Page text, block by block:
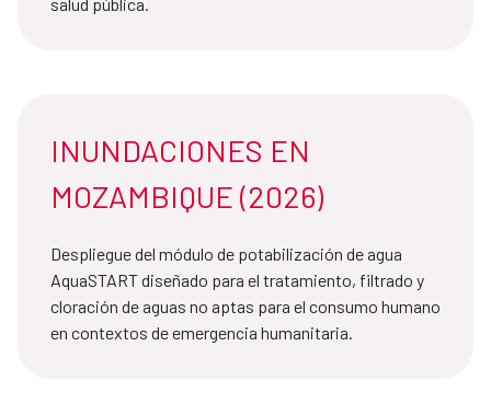
INUNDACIONES EN
MOZAMBIQUE (2026)
Despliegue del módulo de potabilización de agua
AquaSTART diseñado para el tratamiento, filtrado y
cloración de aguas no aptas para el consumo humano
en contextos de emergencia humanitaria.